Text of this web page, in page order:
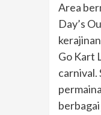
Area
Day’s
Go Kart
carnival.